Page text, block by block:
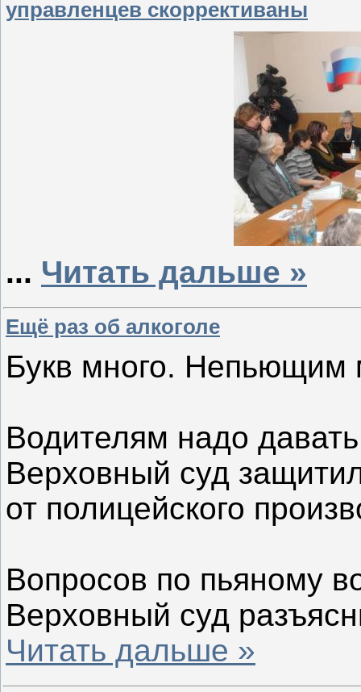
управленцев скоррективаны
... Читать дальше »
Ещё раз об алкоголе
Букв много. Непьющим
Водителям надо
Верховный суд
от полицейского
Вопросов по пьяному
Верховный суд
Читать дальше »